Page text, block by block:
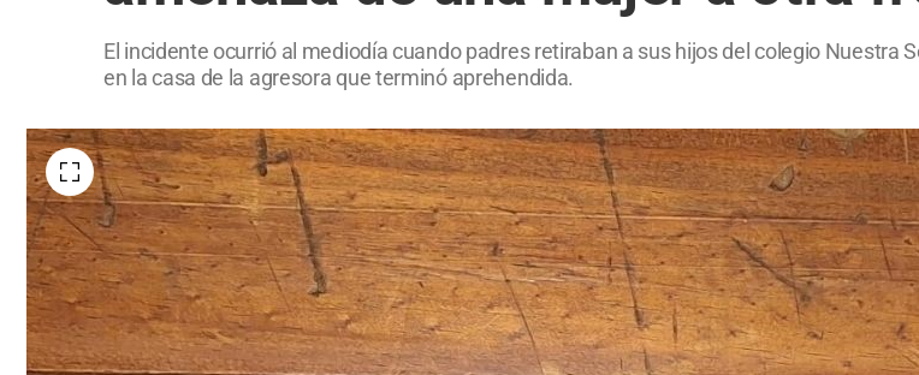
El incidente ocurrió al mediodía cuando padres retiraban a sus hijos del colegio Nuestra
en la casa de la agresora que terminó aprehendida.